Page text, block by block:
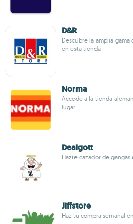
D&R
Descubre la amplia
en esta tienda
Norma
Accede a la tienda
lugar
Dealgott
Hazte cazador de
Jiffstore
Haz tu compra semanal